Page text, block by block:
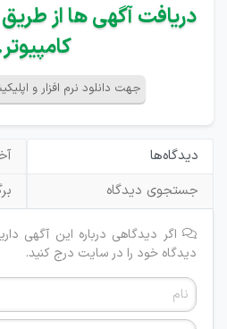
دریافت آگهی ها از طریق
جهت دانلود نرم افزار و
دیدگاه‌ها
جستجوی دیدگاه
اگر دیدگاهی درباره این آگهی
دیدگاه خود را در سایت درج کنید.